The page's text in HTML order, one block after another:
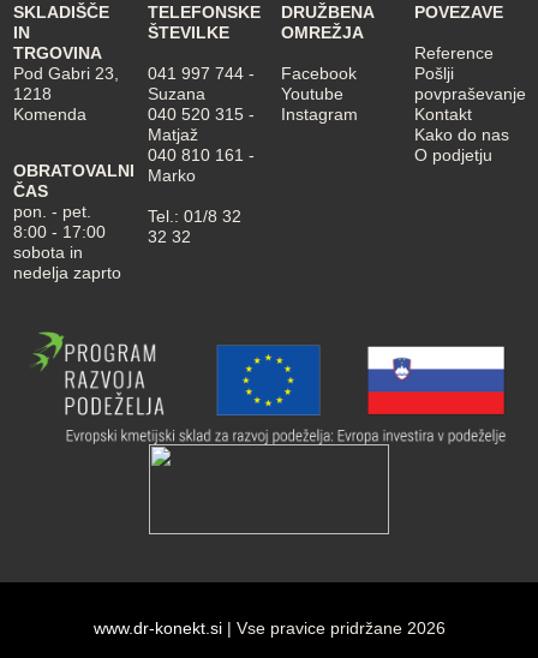
SKLADIŠČE
IN
TRGOVINA
Pod Gabri 23,
1218
Komenda
OBRATOVALNI
ČAS
pon. - pet.
8:00 - 17:00
sobota in
nedelja zaprto
TELEFONSKE
ŠTEVILKE
041 997 744-
Suzana
040 520 315-
Matjaž
040 810 161 -
Marko
Tel.: 01/8 32
32 32
DRUŽBENA
OMREŽJA
Facebook
Youtube
Instagram
POVEZAVE
Reference
Pošlji
povpraševanje
Kontakt
Kako do nas
O podjetju
www.dr-konekt.si| Vse pravice pridržane 2026